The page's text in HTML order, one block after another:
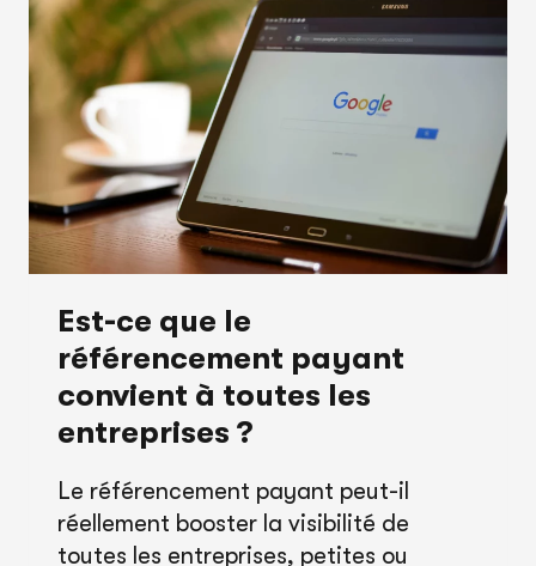
WEB
LORS
DE
VOS
PÉRIODES
SAISONNIÈRES
MOINDRE
ACHALANDAGE?
Est-ce que le
référencement payant
convient à toutes les
entreprises ?
Le référencement payant peut-il
réellement booster la visibilité de
toutes les entreprises, petites ou